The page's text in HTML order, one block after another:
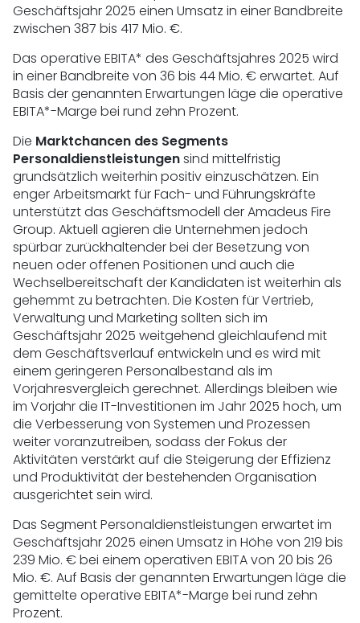
Geschäftsjahr 2025 einen Umsatz in einer Bandbreite
zwischen 387 bis 417 Mio. €.
Das operative EBITA* des Geschäftsjahres 2025 wird
in einer Bandbreite von 36 bis 44 Mio. € erwartet. Auf
Basis der genannten Erwartungen läge die operative
EBITA*-Marge bei rund zehn Prozent.
Die Marktchancen des Segments
Personaldienstleistungensind mittelfristig
grundsätzlich weiterhin positiv einzuschätzen. Ein
enger Arbeitsmarkt für Fach- und Führungskräfte
unterstützt das Geschäftsmodell der Amadeus Fire
Group. Aktuell agieren die Unternehmen jedoch
spürbar zurückhaltender bei der Besetzung von
neuen oder offenen Positionen und auch die
Wechselbereitschaft der Kandidaten ist weiterhin als
gehemmt zu betrachten. Die Kosten für Vertrieb,
Verwaltung und Marketing sollten sich im
Geschäftsjahr 2025 weitgehend gleichlaufend mit
dem Geschäftsverlauf entwickeln und es wird mit
einem geringeren Personalbestand als im
Vorjahresvergleich gerechnet. Allerdings bleiben wie
im Vorjahr die IT-Investitionen im Jahr 2025 hoch, um
die Verbesserung von Systemen und Prozessen
weiter voranzutreiben, sodass der Fokus der
Aktivitäten verstärkt auf die Steigerung der Effizienz
und Produktivität der bestehenden Organisation
ausgerichtet sein wird.
Das Segment Personaldienstleistungen erwartet im
Geschäftsjahr 2025 einen Umsatz in Höhe von 219 bis
239 Mio. € bei einem operativen EBITA von 20 bis 26
Mio. €. Auf Basis der genannten Erwartungen läge die
gemittelte operative EBITA*-Marge bei rund zehn
Prozent.